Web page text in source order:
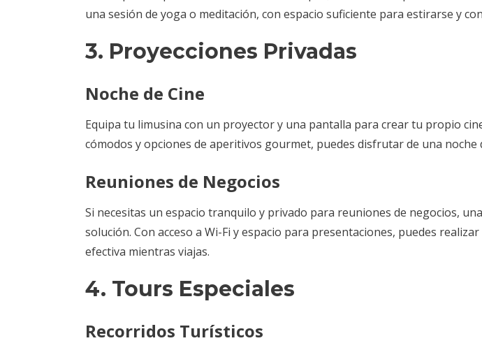
una sesión de yoga o meditación, con espacio suficiente para estirarse y
3. Proyecciones Privadas
Noche de Cine
Equipa tu limusina con un proyector y una pantalla para crear tu propio
cómodos y opciones de aperitivos gourmet, puedes disfrutar de una noche
Reuniones de Negocios
Si necesitas un espacio tranquilo y privado para reuniones de negocios,
solución. Con acceso a Wi-Fi y espacio para presentaciones, puedes
efectiva mientras viajas.
4. Tours Especiales
Recorridos Turísticos